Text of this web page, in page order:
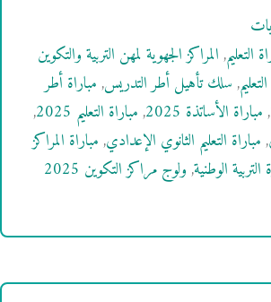
التعليم,المراكز الجهوية لمهن التربية والتكوين
,سلك تأهيل أطر التدريس,مباراة أطر
,مباراة الأساتذة 2025 ,مباراة التعليم 2025
,
,مباراة التعليم الثانوي الإعدادي,مباراة المراكز
الوطنية,ولوج مراكز التكوين 2025